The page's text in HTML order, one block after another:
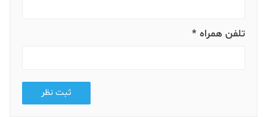
تلفن همراه *
ثبت نظر